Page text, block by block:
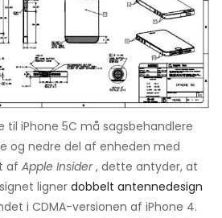
til iPhone 5C må sagsbehandlere
og nedre del af enheden med
af Apple Insider, dette antyder, at
lignerdobbelt antennedesign
i CDMA-versionen af ​​iPhone 4.